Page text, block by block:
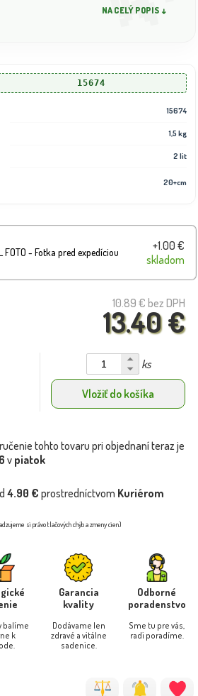
NA CELÝ POPIS ↓
15674
15674
1,5 kg
2 lit
20+cm
FOTO - Fotka pred expedíciou
+1.00 €
skladom
10.89 € bez DPH
13.40 €
ks
Vložiť do košíka
tohto tovaru pri objednaní teraz je
v piatok
4.90 € prostredníctvom Kuriérom
si právo tlačových chýb a zmeny cien)
balíme
k
Garancia
kvality
Dodávame len
zdravé a vitálne
sadenice.
Odborné
poradenstvo
Sme tu pre vás,
radi poradíme.